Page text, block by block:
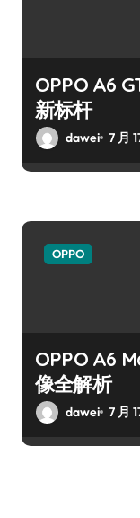
OPPO A6
新标杆
dawei 7 月
OPPO
OPPO A6
像全解析
dawei 7 月